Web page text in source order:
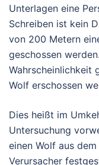
Unterlagen eine
Schreiben ist kein
von 200 Metern
geschossen
Wahrscheinlichkeit
Wolf erschossen
Dies heißt im
Untersuchung
einen Wolf aus
Verursacher